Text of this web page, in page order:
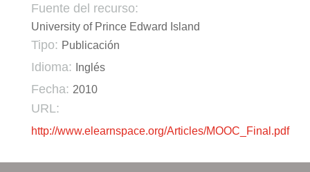
Fuente del recurso:
University of Prince Edward Island
Tipo: Publicación
Idioma: Inglés
Fecha: 2010
URL:
http://www.elearnspace.org/Articles/MOOC_Final.pdf